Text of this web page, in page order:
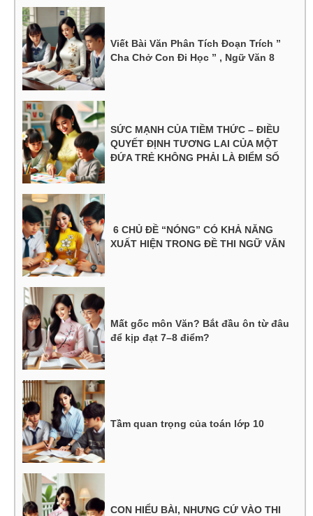
Viết Bài Văn Phân Tích Đoạn Trích ”
Cha Chở Con Đi Học ” , Ngữ Văn 8
SỨC MẠNH CỦA TIỀM THỨC – ĐIỀU
QUYẾT ĐỊNH TƯƠNG LAI CỦA MỘT
ĐỨA TRẺ KHÔNG PHẢI LÀ ĐIỂM SỐ
6 CHỦ ĐỀ “NÓNG” CÓ KHẢ NĂNG
XUẤT HIỆN TRONG ĐỀ THI NGỮ VĂN
Mất gốc môn Văn? Bắt đầu ôn từ đâu
để kịp đạt 7–8 điểm?
Tầm quan trọng của toán lớp 10
CON HIỂU BÀI, NHƯNG CỨ VÀO THI